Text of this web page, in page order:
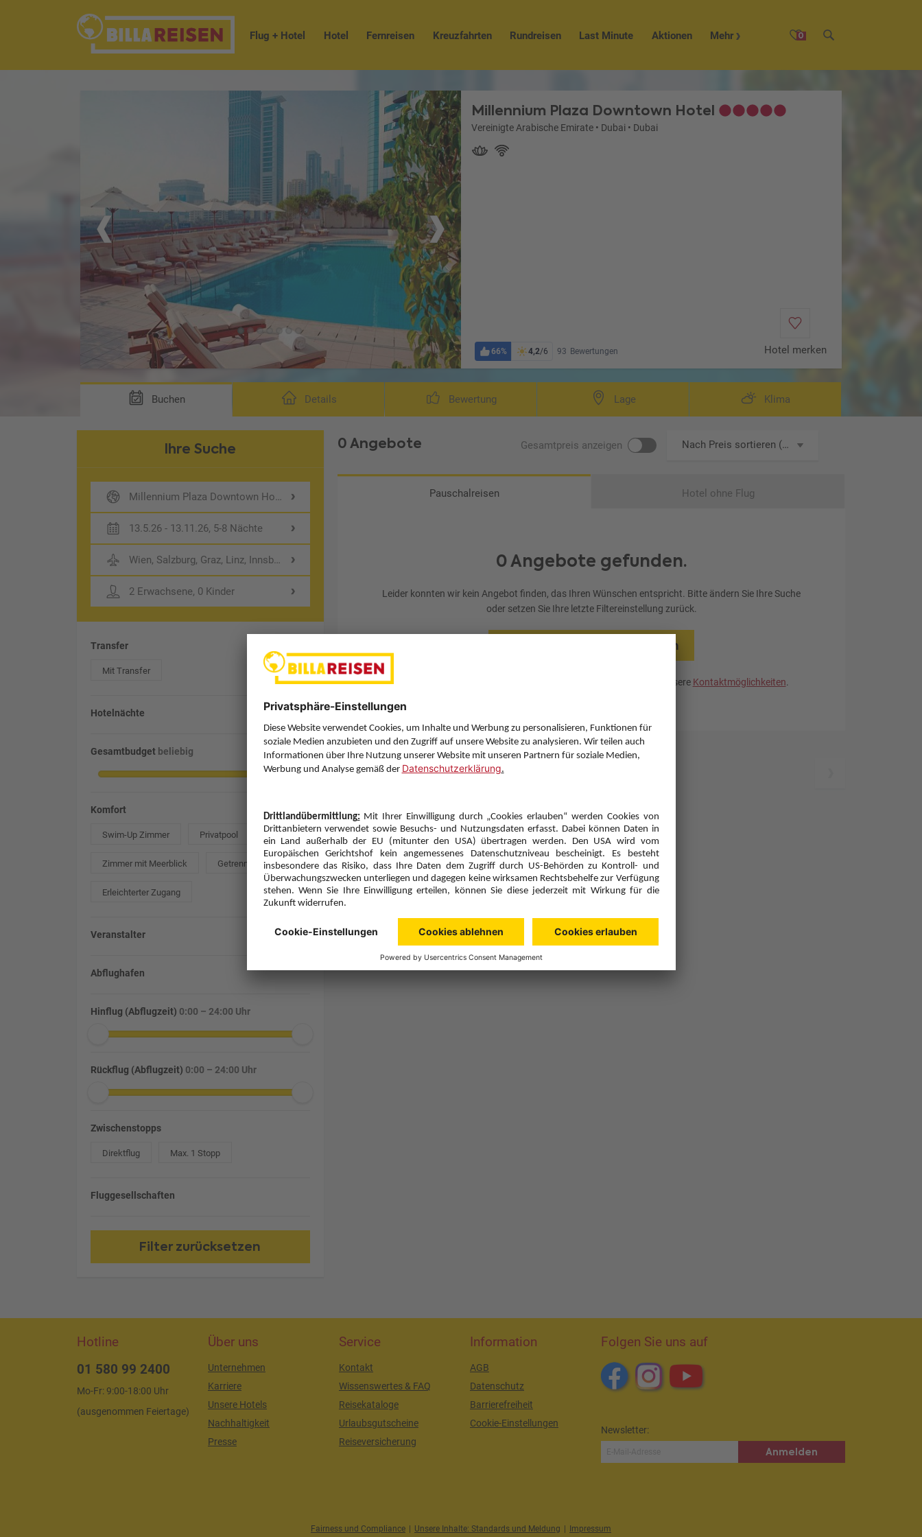
0
Flug + Hotel Hotel Fernreisen Kreuzfahrten Rundreisen Last Minute Aktionen Mehr
Wohnbeispiel Standard Room (Zimmercodierung DB1)
Millennium Plaza Downtown Hotel
Vereinigte Arabische Emirate • Dubai • Dubai
66% 4,2/6 93 Bewertungen Hotel merken
Buchen Details Bewertung Lage Klima
Ihre Suche
Millennium Plaza Downtown Hotel
13.5.26 - 13.11.26, 5-8 Nächte
Wien, Salzburg, Graz, Linz, Innsbruck
2 Erwachsene, 0 Kinder
Transfer
Mit Transfer
Hotelnächte
Gesamtbudget beliebig
Komfort
Swim-Up Zimmer Privatpool
Zimmer mit Meerblick Getrennte Betten
Erleichterter Zugang
Veranstalter
Abflughafen
Hinflug (Abflugzeit) 0:00 – 24:00 Uhr
Rückflug (Abflugzeit) 0:00 – 24:00 Uhr
Zwischenstopps
Direktflug Max. 1 Stopp
Fluggesellschaften
Filter zurücksetzen
0 Angebote Gesamtpreis anzeigen Nach Preis sortieren (aufsteigend)
Pauschalreisen Hotel ohne Flug
0 Angebote gefunden.
Leider konnten wir kein Angebot finden, das Ihren Wünschen entspricht. Bitte ändern Sie Ihre Suche
oder setzen Sie Ihre letzte Filtereinstellung zurück.
Letzten Filter zurücksetzen
Sie haben eine Frage? Wir helfen Ihnen gerne weiter. Nutzen Sie unsere Kontaktmöglichkeiten.
Hotline
01 580 99 2400
Mo-Fr: 9:00-18:00 Uhr
(ausgenommen Feiertage)
Über uns
Unternehmen
Karriere
Unsere Hotels
Nachhaltigkeit
Presse
Service
Kontakt
Wissenswertes & FAQ
Reisekataloge
Urlaubsgutscheine
Reiseversicherung
Information
AGB
Datenschutz
Barrierefreiheit
Cookie-Einstellungen
Folgen Sie uns auf
Newsletter:
Anmelden
Fairness und Compliance | Unsere Inhalte: Standards und Meldung | Impressum